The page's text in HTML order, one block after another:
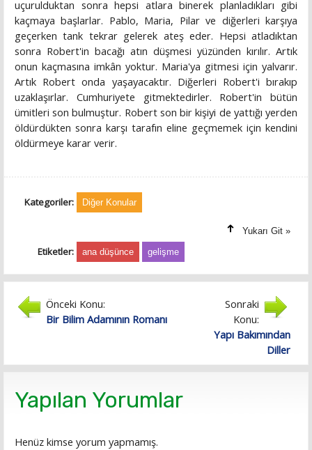
uçurulduktan sonra hepsi atlara binerek plan­ladıkları gibi
kaçmaya başlarlar. Pablo, Maria, Pilar ve diğer­leri karşıya
geçerken tank tekrar gelerek ateş eder. Hepsi at­ladıktan
sonra Robert'in bacağı atın düşmesi yüzünden kırılır. Artık
onun kaçmasına imkân yoktur. Maria'ya gitmesi için yalvarır.
Artık Robert onda yaşayacaktır. Diğerleri Robert'i bırakıp
uzaklaşırlar. Cumhuriyete gitmektedirler. Robert'in bütün
ümitleri son bulmuştur. Robert son bir kişiyi de yattığı yerden
öldürdükten sonra karşı tarafın eline geçmemek için kendini
öldürmeye karar verir.
Kategoriler: Diğer Konular
Yukarı Git »
Etiketler: ana düşünce gelişme
Önceki Konu:
Bir Bilim Adamının Romanı
Sonraki
Konu:
Yapı Bakımından
Diller
Yapılan Yorumlar
Henüz kimse yorum yapmamış.